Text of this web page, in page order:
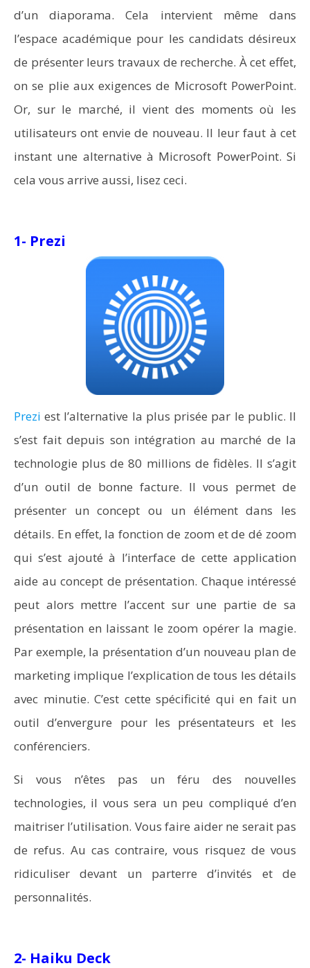
d’un diaporama. Cela intervient même dans
l’espace académique pour les candidats désireux
de présenter leurs travaux de recherche. À cet effet,
on se plie aux exigences de Microsoft PowerPoint.
Or, sur le marché, il vient des moments où les
utilisateurs ont envie de nouveau. Il leur faut à cet
instant une alternative à Microsoft PowerPoint. Si
cela vous arrive aussi, lisez ceci.
1- Prezi
Prezi est l’alternative la plus prisée par le public. Il
s’est fait depuis son intégration au marché de la
technologie plus de 80 millions de fidèles. Il s’agit
d’un outil de bonne facture. Il vous permet de
présenter un concept ou un élément dans les
détails. En effet, la fonction de zoom et de dé zoom
qui s’est ajouté à l’interface de cette application
aide au concept de présentation. Chaque intéressé
peut alors mettre l’accent sur une partie de sa
présentation en laissant le zoom opérer la magie.
Par exemple, la présentation d’un nouveau plan de
marketing implique l’explication de tous les détails
avec minutie. C’est cette spécificité qui en fait un
outil d’envergure pour les présentateurs et les
conférenciers.
Si vous n’êtes pas un féru des nouvelles
technologies, il vous sera un peu compliqué d’en
maitriser l’utilisation. Vous faire aider ne serait pas
de refus. Au cas contraire, vous risquez de vous
ridiculiser devant un parterre d’invités et de
personnalités.
2- Haiku Deck